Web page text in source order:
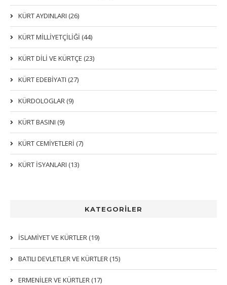
KATEGORİLER
İSLAMIYET VE KÜRTLER (19)
BATILI DEVLETLER VE KÜRTLER (15)
ERMENİLER VE KÜRTLER (17)
KÜRT AYDINLARI (26)
KÜRT MİLLİYETÇİLİĞİ (44)
KÜRT DİLİ VE KÜRTÇE (23)
KÜRT EDEBİYATI (27)
KÜRDOLOGLAR (9)
KÜRT BASINI (9)
KÜRT CEMİYETLERİ (7)
KÜRT İSYANLARI (13)